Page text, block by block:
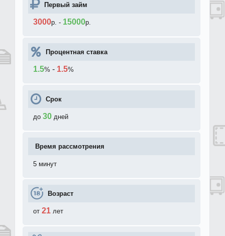
Первый займ
3000р. - 15000р.
Процентная ставка
1.5% - 1.5%
Срок
до 30 дней
Время рассмотрения
5 минут
Возраст
от 21 лет